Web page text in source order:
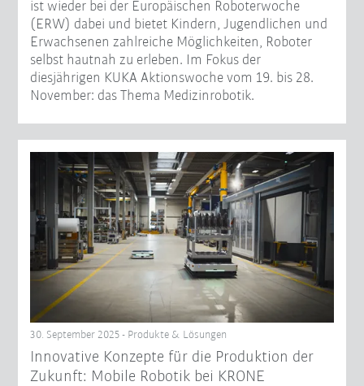
ist wieder bei der Europäischen Roboterwoche
(ERW) dabei und bietet Kindern, Jugendlichen und
Erwachsenen zahlreiche Möglichkeiten, Roboter
selbst hautnah zu erleben. Im Fokus der
diesjährigen KUKA Aktionswoche vom 19. bis 28.
November: das Thema Medizinrobotik.
30. September 2025 - Produkte & Lösungen
Innovative Konzepte für die Produktion der
Zukunft: Mobile Robotik bei KRONE